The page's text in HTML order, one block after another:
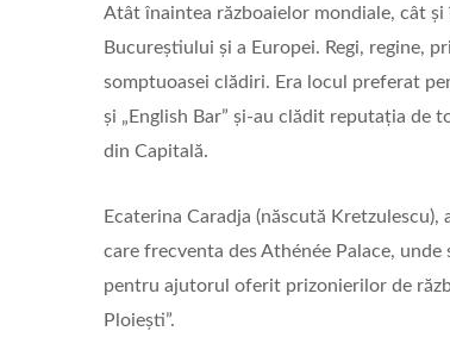
Atât înaintea războaielor mondiale, cât și
Bucureștiului și a Europei. Regi, regine,
somptuoasei clădiri. Era locul preferat
și „English Bar” și-au clădit reputația de
din Capitală.
Ecaterina Caradja (născută
care frecventa des Athénée Palace,
pentru ajutorul oferit prizonierilor de
Ploiești”.